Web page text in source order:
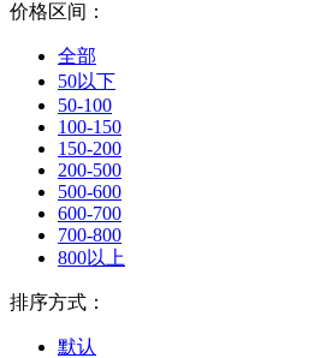
价格区间：
全部
50以下
50-100
100-150
150-200
200-500
500-600
600-700
700-800
800以上
排序方式：
默认